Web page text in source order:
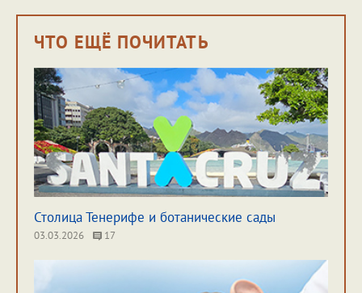
ЧТО ЕЩЁ ПОЧИТАТЬ
Столица Тенерифе и ботанические сады
03.03.2026 17